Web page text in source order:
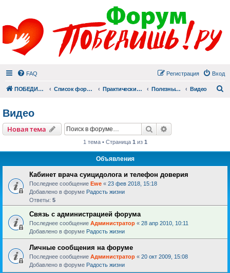
FAQ Вход
Регистрация
ПОБЕДИШЬ.РУ Список форумов Практический раздел Полезные материалы Видео
Видео
Новая тема Поиск
1 тема • Страница 1 из 1
Объявления
Кабинет врача суицидолога и телефон доверия
Последнее сообщение Ewe « 23 фев 2018, 15:18
Добавлено в форуме Радость жизни
Ответы: 5
Связь с администрацией форума
Последнее сообщение Администратор « 28 апр 2010, 10:11
Добавлено в форуме Радость жизни
Личные сообщения на форуме
Последнее сообщение Администратор « 20 окт 2009, 15:08
Добавлено в форуме Радость жизни